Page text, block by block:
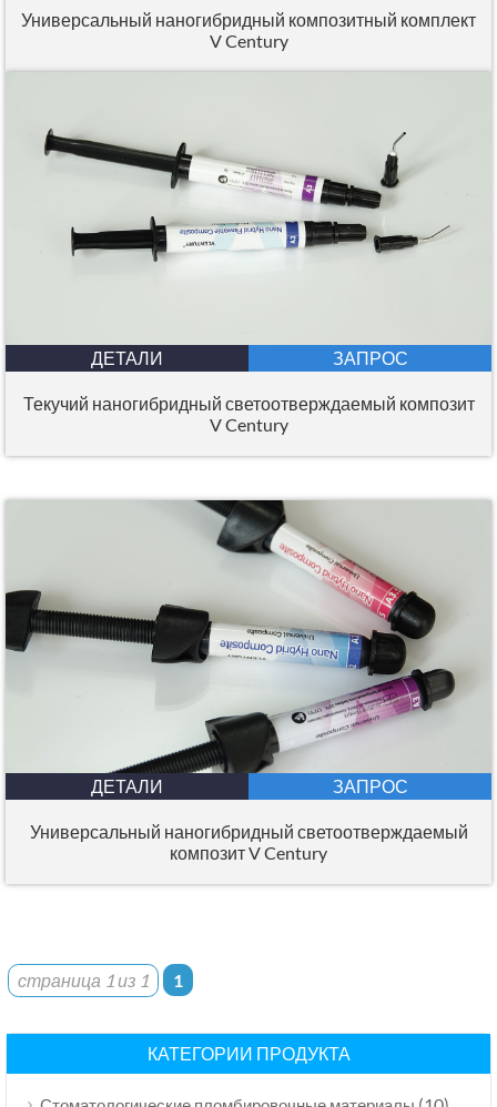
Универсальный наногибридный композитный комплект
V Century
ДЕТАЛИ ЗАПРОС
Текучий наногибридный светоотверждаемый композит
V Century
ДЕТАЛИ ЗАПРОС
Универсальный наногибридный светоотверждаемый
композит V Century
страница 1 из 1 1
КАТЕГОРИИ ПРОДУКТА